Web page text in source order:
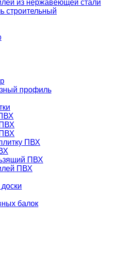
из нержавеющей стали
строительный
профиль
ПВХ
ПВХ
ПВХ
балок